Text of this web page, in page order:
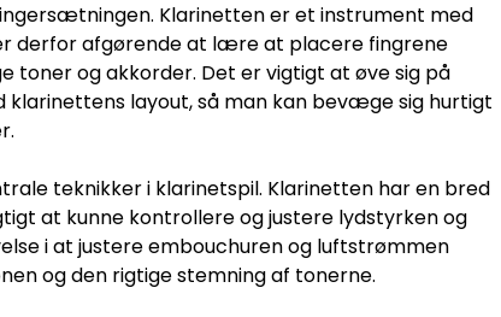
Klarinetten er et instrument med
derfor afgørende at lære at placere fingrene
toner og akkorder. Det er vigtigt at øve sig på
layout, så man kan bevæge sig hurtigt
teknikker i klarinetspil. Klarinetten har en bred
at kunne kontrollere og justere lydstyrken og
i at justere embouchuren og luftstrømmen
og den rigtige stemning af tonerne.